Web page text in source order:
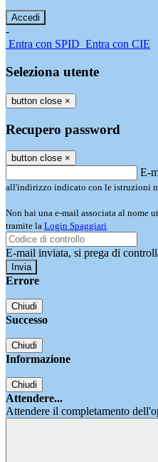
-
Entra con SPID Entra con CIE
Seleziona utente
button close ×
Recupero password
button close ×
E-
all'indirizzo indicato con le istruzioni
Non hai una e-mail associata al nome
tramite la Login Spaggiari
E-mail inviata, si prega di
Errore
Chiudi
Successo
Chiudi
Informazione
Chiudi
Attendere...
Attendere il completamento